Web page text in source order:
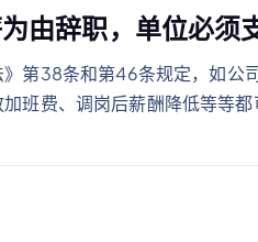
由辞职，单位必须
第38条和第46条规定，如公
班费、调岗后薪酬降低等等